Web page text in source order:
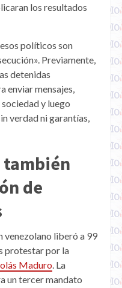
los resultados
políticos son
Previamente,
detenidas
enviar mensajes,
y luego
verdad ni garantías,
también
de
venezolano liberó a 99
protestar por la
Maduro . La
un tercer mandato